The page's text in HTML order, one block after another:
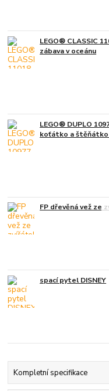
LEGO® CLASSIC
zábava v oceánu
LEGO® DUPLO
koťátko a štěňátko
FP dřevěná vež ze
spací pytel DISNEY
Kompletní specifikace